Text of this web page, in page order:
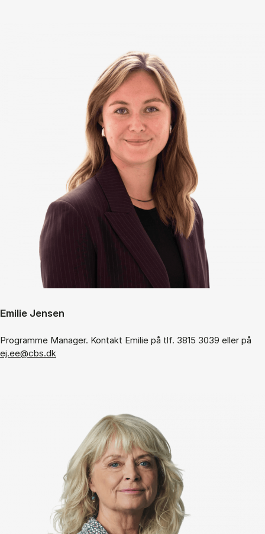
Emilie Jensen
Programme Manager. Kontakt Emilie på tlf. 3815 3039 eller på
ej.ee@cbs.dk